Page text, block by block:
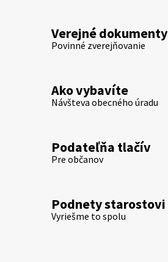
Verejné dokumenty
Povinné zverejňovanie
Ako vybavíte
Návšteva obecného úradu
Podateľňa tlačív
Pre občanov
Podnety starostovi
Vyriešme to spolu